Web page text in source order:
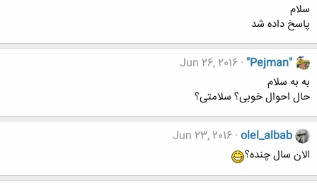
سلام
پاسخ داده شد
"Pejman"
Jun 26, 2016
به به سلام
حال احوال خوبی؟ سلامتی؟
olel_albab
Jun 23, 2016
الان سال چنده؟